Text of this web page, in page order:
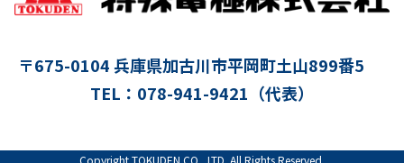
〒675-0104 兵庫県加古川市平岡町土山899番5
TEL：078-941-9421（代表）
Copyright TOKUDEN CO., LTD. All Rights Reserved.